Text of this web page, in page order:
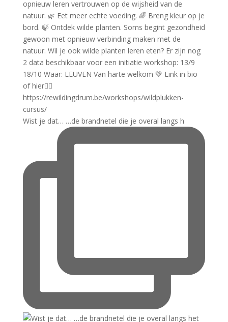
Wist je dat… …de brandnetel die je overal langs h